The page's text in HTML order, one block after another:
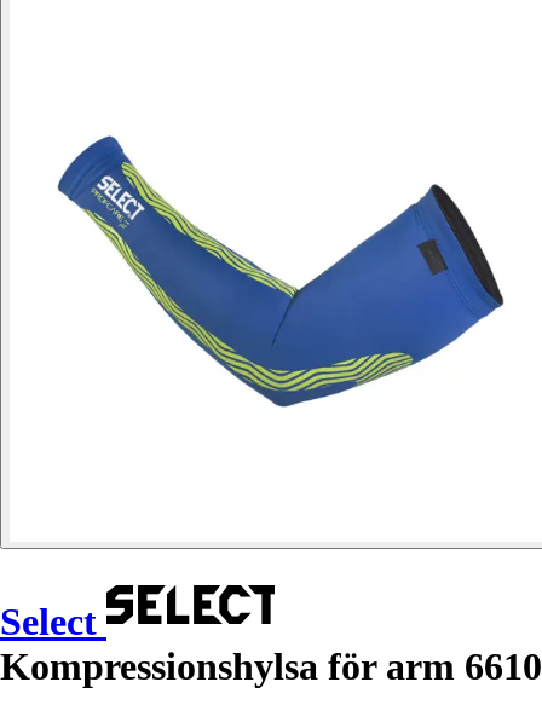
Select
Kompressionshylsa för arm 6610